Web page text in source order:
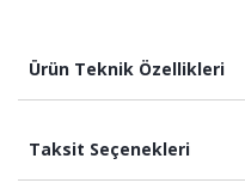
Ürün Teknik Özellikleri
Taksit Seçenekleri